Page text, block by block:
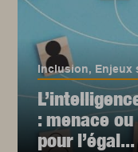
Inclusion, Enjeux
: menace
pour l’égal...